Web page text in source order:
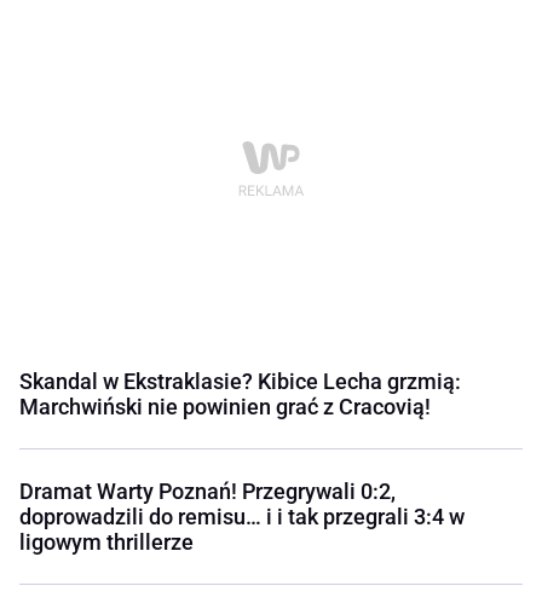
Skandal w Ekstraklasie? Kibice Lecha grzmią:
Marchwiński nie powinien grać z Cracovią!
Dramat Warty Poznań! Przegrywali 0:2,
doprowadzili do remisu… i i tak przegrali 3:4 w
ligowym thrillerze